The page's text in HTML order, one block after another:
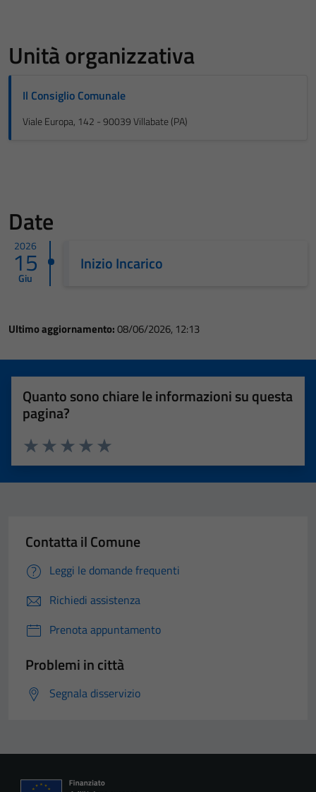
Unità organizzativa
Il Consiglio Comunale
Viale Europa, 142 - 90039 Villabate (PA)
Date
2026
15
Giu
Inizio Incarico
Ultimo aggiornamento:08/06/2026, 12:13
Quanto sono chiare le informazioni su questa
pagina?
Valuta 5 stelle su 5
Valuta 4 stelle su 5
Valuta 3 stelle su 5
Valuta 2 stelle su 5
Valuta 1 stelle su 5
Contatta il Comune
Leggi le domande frequenti
Richiedi assistenza
Prenota appuntamento
Problemi in città
Segnala disservizio